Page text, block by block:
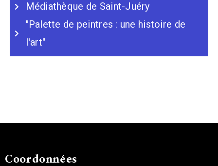
Médiathèque de Saint-Juéry
"Palette de peintres : une histoire de
l'art"
Coordonnées